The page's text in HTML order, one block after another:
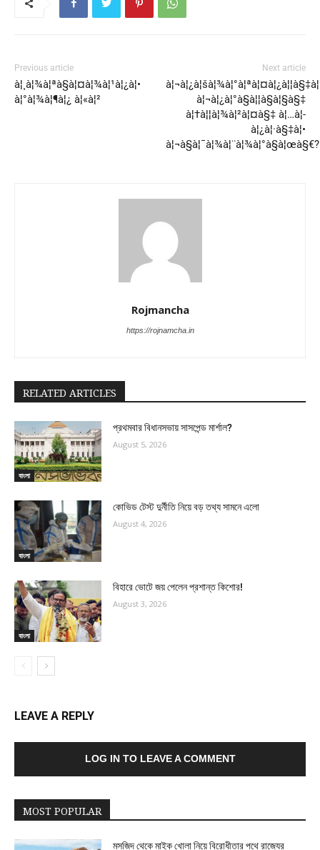
Previous article
à¦¸à¦¾à¦ªà§à¦¤à¦¾à¦¹à¦¿à¦•
à¦°à¦¾à¦¶à¦¿ à¦«à¦²
Next article
à¦¬à¦¿à¦°à§à¦¦à§à¦§à§‡
à¦†à¦¦à¦¾à¦²à¦¤à§‡ à¦…à¦­
à¦¿à¦·à§‡à¦•
à¦¬à§à¦¯à¦¾à¦¨à¦¾à¦°à§à¦œà§€?
Rojmancha
https://rojnamcha.in
RELATED ARTICLES
বাংলা
প্রথমবার বিধানসভায় সাসপেন্ড মার্শাল?
August 5, 2026
বাংলা
কোভিড টেস্ট দুর্নীতি নিয়ে বড় তথ্য সামনে এলো
August 4, 2026
বাংলা
বিহারে ভোটে জয় পেলেন প্রশান্ত কিশোর!
August 3, 2026
LEAVE A REPLY
LOG IN TO LEAVE A COMMENT
MOST POPULAR
মসজিদ থেকে মাইক খোলা নিয়ে বিরোধীতার পথে রাজ্যের